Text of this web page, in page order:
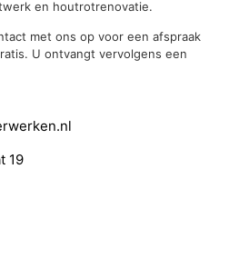
en houtrotrenovatie.
met ons op voor een afspraak
U ontvangt vervolgens een
19